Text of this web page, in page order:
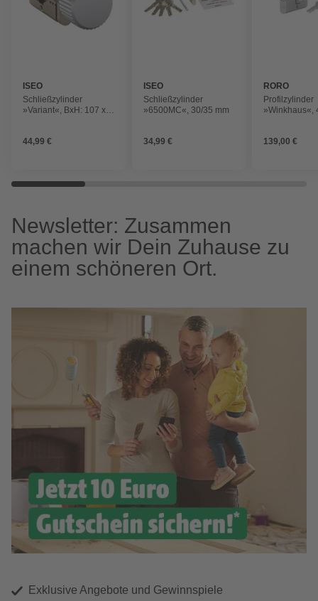
ISEO
Schließzylinder
»Variant«, BxH: 107 x
44,99 €
ISEO
Schließzylinder
»6500MC«, 30/35 mm
34,99 €
RORO
Profilzylinder
»Winkhaus«,
139,00 €
Newsletter: Zusammen
machen wir Dein Zuhause zu
einem schöneren Ort.
Exklusive Angebote und Gewinnspiele